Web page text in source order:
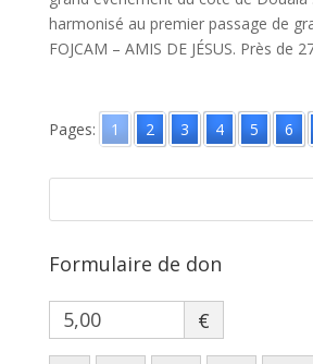
harmonisé au premier passage de
FOJCAM – AMIS DE JÉSUS. Près de
Pages: 1 2 3 4 5 6
Formulaire de don
€